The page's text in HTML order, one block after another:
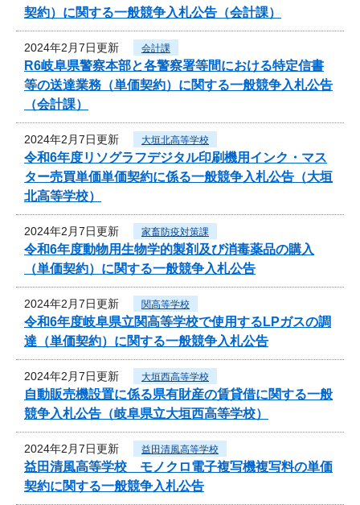
契約）に関する一般競争入札公告（会計課）
2024年2月7日更新 会計課
R6岐阜県警察本部と各警察署等間における特定信書
等の送達業務（単価契約）に関する一般競争入札公告
（会計課）
2024年2月7日更新 大垣北高等学校
令和6年度リソグラフデジタル印刷機用インク・マス
ター売買単価単価契約に係る一般競争入札公告（大垣
北高等学校）
2024年2月7日更新 家畜防疫対策課
令和6年度動物用生物学的製剤及び消毒薬品の購入
（単価契約）に関する一般競争入札公告
2024年2月7日更新 関高等学校
令和6年度岐阜県立関高等学校で使用するLPガスの調
達（単価契約）に関する一般競争入札公告
2024年2月7日更新 大垣西高等学校
自動販売機設置に係る県有財産の賃貸借に関する一般
競争入札公告（岐阜県立大垣西高等学校）
2024年2月7日更新 益田清風高等学校
益田清風高等学校 モノクロ電子複写機複写料の単価
契約に関する一般競争入札公告